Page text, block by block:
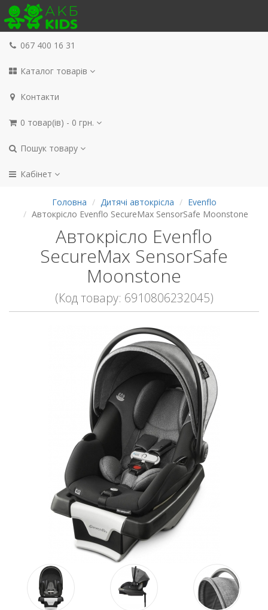
067 400 16 31
Каталог товарів
Контакти
0 товар(ів) - 0 грн.
Пошук товару
Кабінет
Головна Дитячі автокрісла
Evenflo
Автокрісло Evenflo SecureMax SensorSafe Moonstone
Автокрісло Evenflo
SecureMax SensorSafe
Moonstone
(Код товару: 6910806232045)